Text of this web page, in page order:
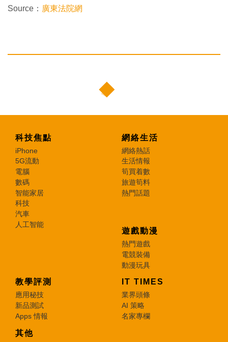
Source： 廣東法院網
科技焦點
iPhone
5G流動
電腦
數碼
智能家居
科技
汽車
人工智能
網絡生活
網絡熱話
生活情報
筍買着數
旅遊筍料
熱門話題
遊戲動漫
熱門遊戲
電競裝備
動漫玩具
教學評測
應用秘技
新品測試
Apps 情報
IT TIMES
業界頭條
AI 策略
名家專欄
其他